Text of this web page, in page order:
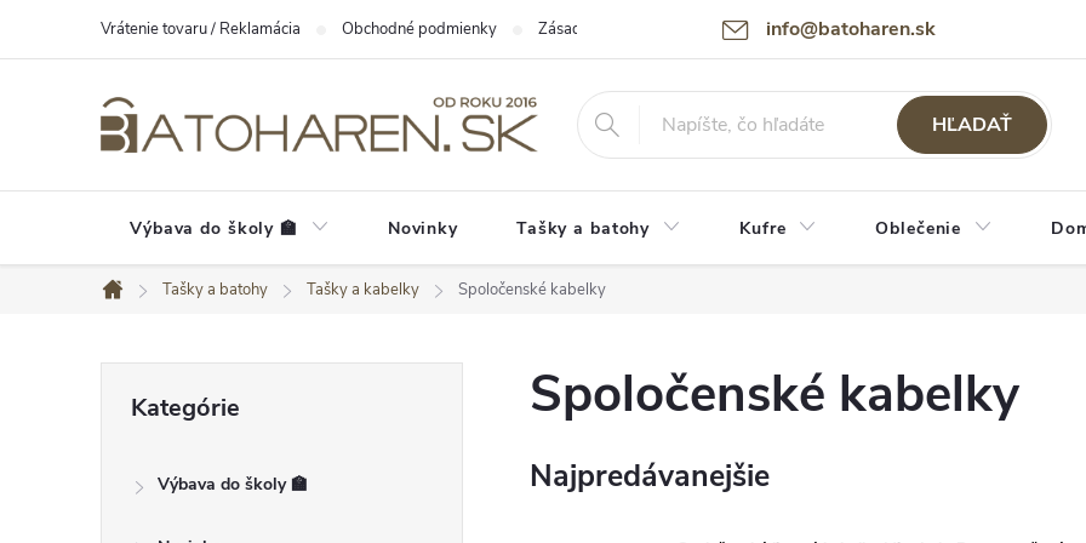
info@batoharen.sk
Vrátenie tovaru / Reklamácia Obchodné podmienky Zásady spracovania osobných údajov (GDPR) Podmienky použitia webu
HĽADAŤ
Výbava do školy 🏫 Novinky Tašky a batohy Kufre Oblečenie
Domov
Tašky a batohy Tašky a kabelky Spoločenské kabelky
kategórie
Kategórie
Výbava do školy 🏫
Spoločenské kabelky
Najpredávanejšie